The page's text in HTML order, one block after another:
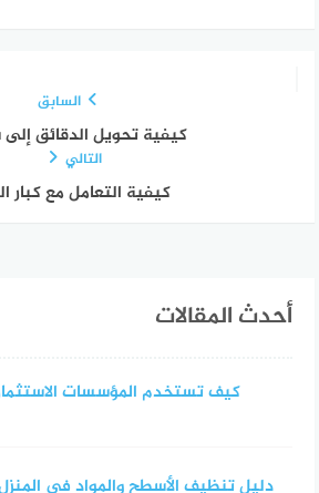
السابق
كيفية تحويل الدقائق
التالي
كيفية التعامل مع كبار
أحدث المقالات
كيف تستخدم المؤسسات
دليل تنظيف الأسطح والمواد في